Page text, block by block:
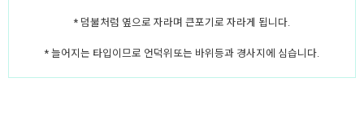
* 덤불처럼 옆으로 자라며 큰포기로 자라게 됩니다.
* 늘어지는 타입이므로 언덕위또는 바위등과 경사지에 심습니다.